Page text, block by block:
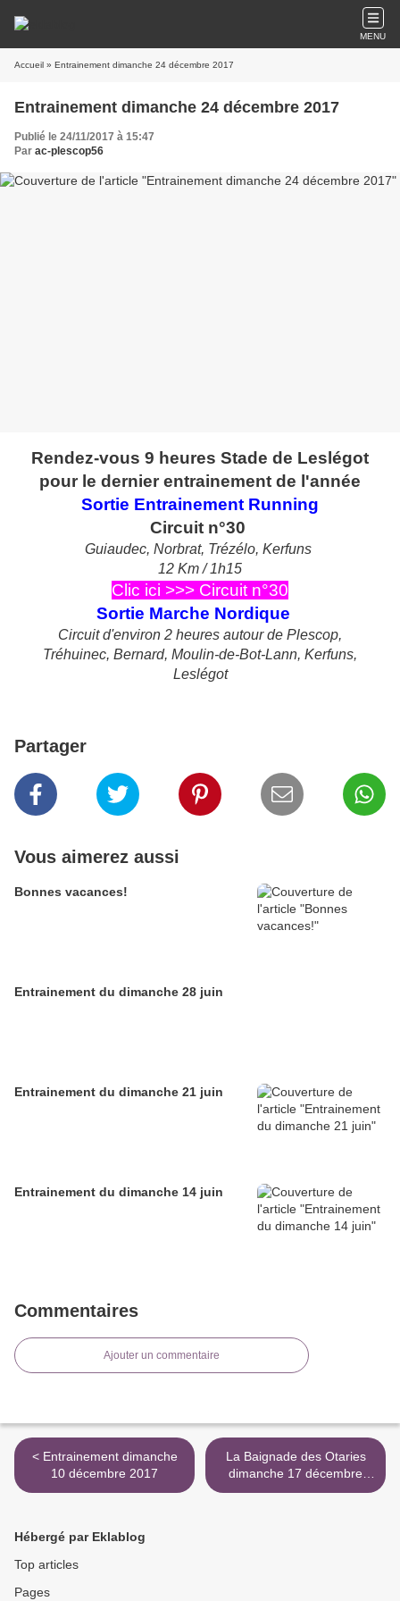
MENU
Accueil » Entrainement dimanche 24 décembre 2017
Entrainement dimanche 24 décembre 2017
Publié le 24/11/2017 à 15:47
Par ac-plescop56
Rendez-vous 9 heures Stade de Leslégot
pour le dernier entrainement de l'année
Sortie Entrainement Running
Circuit n°30
Guiaudec, Norbrat, Trézélo, Kerfuns
12 Km / 1h15
Clic ici >>> Circuit n°30
Sortie Marche Nordique
Circuit d'environ 2 heures autour de Plescop,
Tréhuinec, Bernard, Moulin-de-Bot-Lann, Kerfuns,
Leslégot
Partager
Vous aimerez aussi
Bonnes vacances!
Entrainement du dimanche 28 juin
Entrainement du dimanche 21 juin
Entrainement du dimanche 14 juin
Commentaires
Ajouter un commentaire
< Entrainement dimanche
10 décembre 2017
La Baignade des Otaries
dimanche 17 décembre
2017 >
Hébergé par Eklablog
Top articles
Pages